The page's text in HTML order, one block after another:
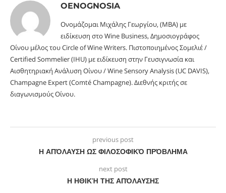
OENOGNOSIA
Ονομάζομαι Μιχάλης Γεωργίου, (MBA) με
ειδίκευση στο Wine Business, Δημοσιογράφος
Οίνου μέλος του Circle of Wine Writers. Πιστοποιημένος Σομελιέ /
Certified Sommelier (IHU) με ειδίκευση στην Γευσιγνωσία και
Αισθητηριακή Ανάλυση Οίνου / Wine Sensory Analysis (UC DAVIS),
Champagne Expert (Comté Champagne). Διεθνής κριτής σε
διαγωνισμούς Οίνου.
previous post
Η ΑΠΌΛΑΥΣΗ ΩΣ ΦΙΛΟΣΟΦΙΚΌ ΠΡΌΒΛΗΜΑ
next post
Η ΗΘΙΚΉ ΤΗΣ ΑΠΌΛΑΥΣΗΣ